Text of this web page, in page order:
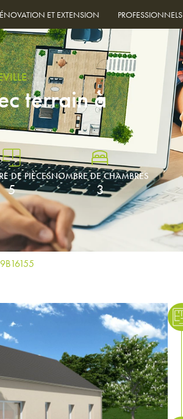
ET EXTENSION PROFESSIONNELS
terrain à
DE PIÈCES
5
NOMBRE DE CHAMBRES
3